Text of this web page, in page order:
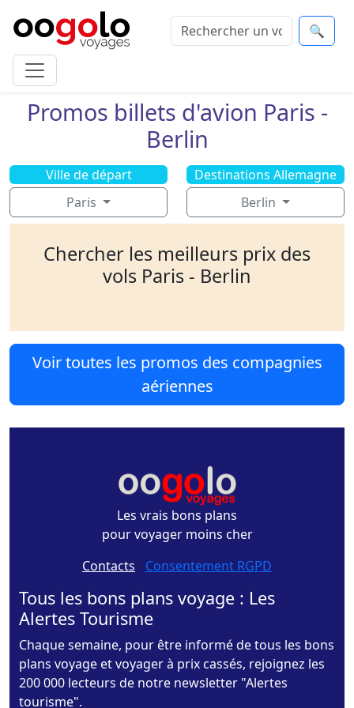
🔍
Promos billets d'avion Paris -
Berlin
Ville de départ
Paris
Destinations Allemagne
Berlin
Chercher les meilleurs prix des
vols Paris - Berlin
Voir toutes les promos des compagnies
aériennes
Les vrais bons plans
pour voyager moins cher
Contacts - Consentement RGPD
Tous les bons plans voyage : Les
Alertes Tourisme
Chaque semaine, pour être informé de tous les bons
plans voyage et voyager à prix cassés, rejoignez les
200 000 lecteurs de notre newsletter "Alertes
tourisme".